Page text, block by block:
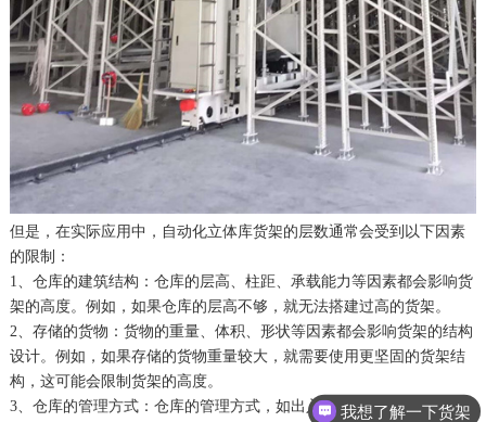
但是，在实际应用中，自动化立体库货架的层数通常会受到以下因素
的限制：
1、仓库的建筑结构：仓库的层高、柱距、承载能力等因素都会影响货
架的高度。例如，如果仓库的层高不够，就无法搭建过高的货架。
2、存储的货物：货物的重量、体积、形状等因素都会影响货架的结构
设计。例如，如果存储的货物重量较大，就需要使用更坚固的货架结
构，这可能会限制货架的高度。
3、仓库的管理方式：仓库的管理方式，如出入库频率、拣选方式等，
我想了解一下货架